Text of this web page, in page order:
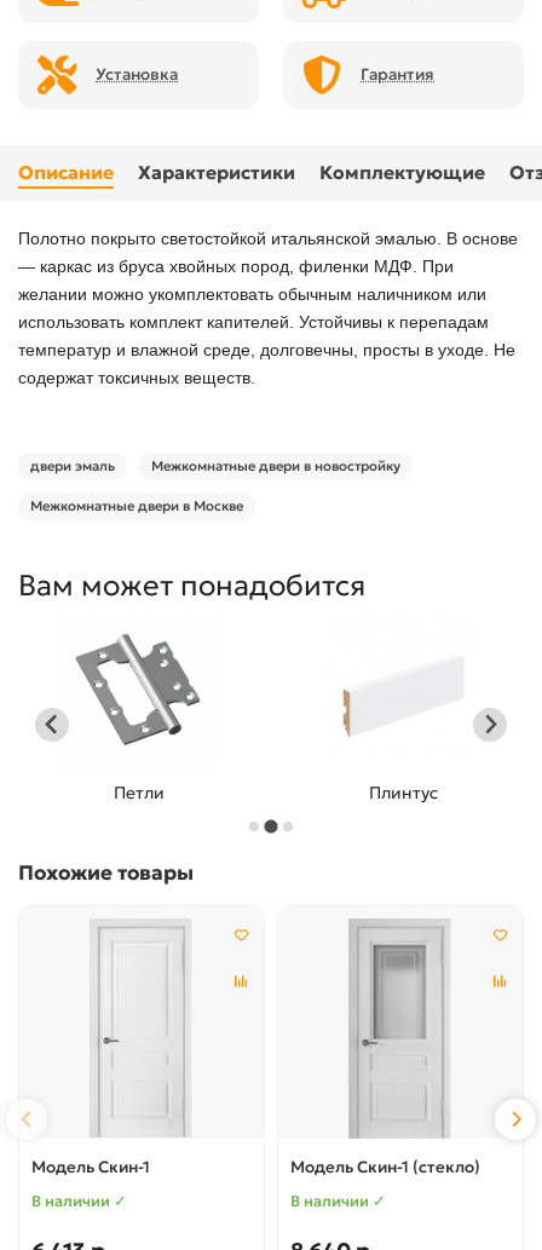
Установка Гарантия
Описание Характеристики Комплектующие
Полотно покрыто светостойкой итальянской эмалью. В основе
— каркас из бруса хвойных пород, филенки МДФ. При
желании можно укомплектовать обычным наличником или
использовать комплект капителей. Устойчивы к перепадам
температур и влажной среде, долговечны, просты в уходе. Не
содержат токсичных веществ.
двери эмаль Межкомнатные двери в новостройку
Межкомнатные двери в Москве
Вам может понадобится
Петли Плинтус
Похожие товары
Модель Скин-1
В наличии ✓
Модель Скин-1 (стекло)
В наличии ✓